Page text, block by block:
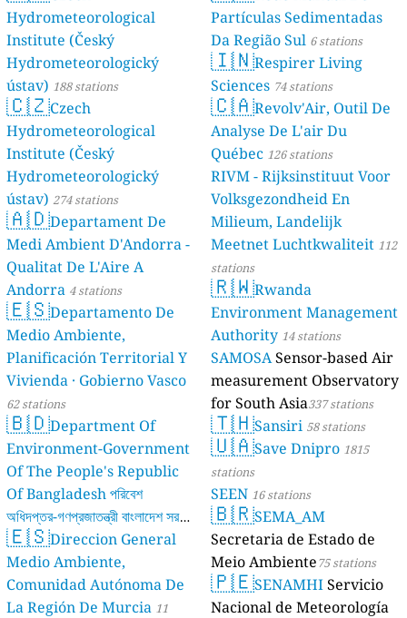
Hydrometeorological
Institute (Český
Hydrometeorologický
ústav) 188 stations
🇨🇿Czech
Hydrometeorological
Institute (Český
Hydrometeorologický
ústav) 274 stations
🇦🇩Departament De
Medi Ambient D'Andorra -
Qualitat De L'Aire A
Andorra 4 stations
🇪🇸Departamento De
Medio Ambiente,
Planificación Territorial Y
Vivienda · Gobierno Vasco
62 stations
🇧🇩Department Of
Environment-Government
Of The People's Republic
Of Bangladesh পরিবেশ
অধিদপ্তর-গণপ্রজাতন্ত্রী বাংলাদেশ সরকার
17 stations
🇪🇸Direccion General
Medio Ambiente,
Comunidad Autónoma De
La Región De Murcia 11
Partículas Sedimentadas
Da Região Sul 6 stations
🇮🇳Respirer Living
Sciences 74 stations
🇨🇦Revolv'Air, Outil De
Analyse De L'air Du
Québec 126 stations
RIVM - Rijksinstituut Voor
Volksgezondheid En
Milieum, Landelijk
Meetnet Luchtkwaliteit 112
stations
🇷🇼Rwanda
Environment Management
Authority 14 stations
SAMOSASensor-based Air
measurement Observatory
for South Asia337 stations
🇹🇭Sansiri 58 stations
🇺🇦Save Dnipro 1815
stations
SEEN 16 stations
🇧🇷SEMA_AM
Secretaria de Estado de
Meio Ambiente75 stations
🇵🇪SENAMHIServicio
Nacional de Meteorología